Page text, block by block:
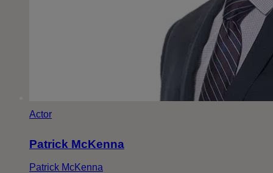
Actor
Patrick McKenna
Patrick McKenna